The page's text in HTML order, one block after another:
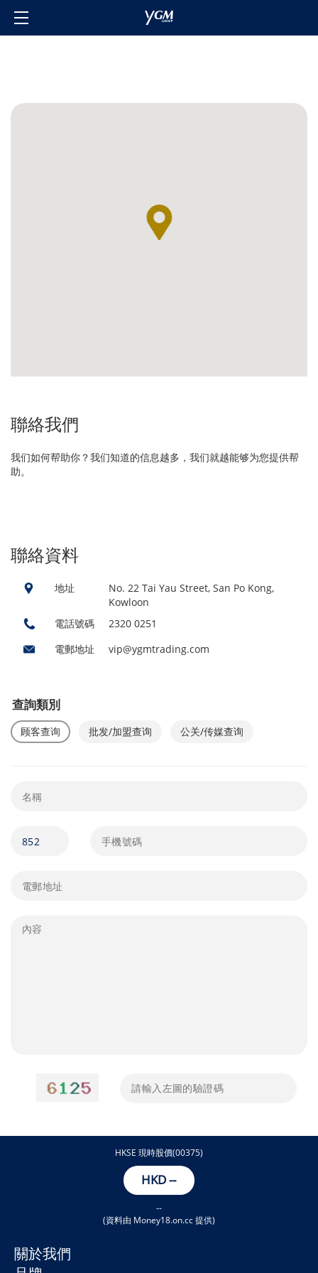
關於我們
聯絡我們
我们如何帮助你？我们知道的信息越多，我们就越能够为您提供帮
助。
聯絡資料
地址
No. 22 Tai Yau Street, San Po Kong,
Kowloon
電話號碼
2320 0251
電郵地址
vip@ygmtrading.com
查詢類別
顾客查询 批发/加盟查询 公关/传媒查询
HKSE 現時股價(00375)
HKD--
--
(資料由 Money18.on.cc 提供)
關於我們